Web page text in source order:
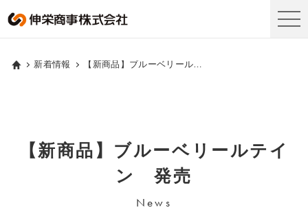
新着情報 【新商品】ブルーベリールテイン 発売
【新商品】ブルーベリールテイ
ン 発売
News